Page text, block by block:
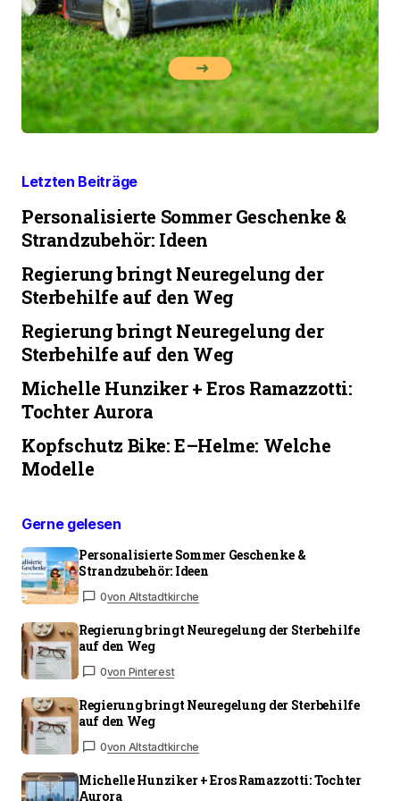
Letzten Beiträge
Personalisierte Sommer Geschenke &
Strandzubehör: Ideen
Regierung bringt Neuregelung der
Sterbehilfe auf den Weg
Regierung bringt Neuregelung der
Sterbehilfe auf den Weg
Michelle Hunziker + Eros Ramazzotti:
Tochter Aurora
Kopfschutz Bike: E–Helme: Welche
Modelle
Gerne gelesen
Personalisierte Sommer Geschenke &
Strandzubehör: Ideen
0von Altstadtkirche
Regierung bringt Neuregelung der Sterbehilfe
auf den Weg
0von Pinterest
Regierung bringt Neuregelung der Sterbehilfe
auf den Weg
0von Altstadtkirche
Michelle Hunziker + Eros Ramazzotti: Tochter
Aurora